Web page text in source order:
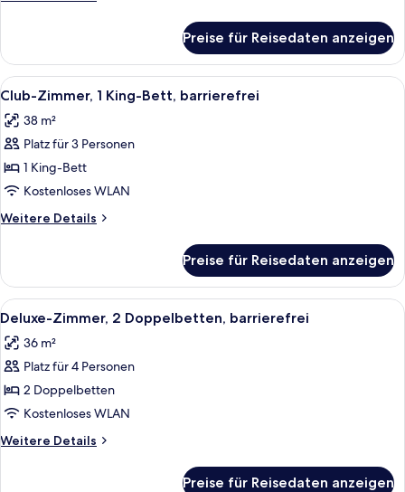
anzeigen
Zimmer,
2 Queen-
Betten
Preise für Reisedaten anzeigen
Alle
Fotos
für
Club-
Zimmer,
1 King-
Bett,
barrierefrei
Ein Hotelzimmer mit Glastisch,
11
Club-Zimmer, 1 King-Bett, barrierefrei
38 m²
Platz für 3 Personen
1 King-Bett
Kostenloses WLAN
Weitere Details
Weitere
Zimmer,
1 King-
Bett,
Preise für Reisedaten anzeigen
Alle
Fotos
für
Deluxe-
Zimmer,
2 Doppelbetten,
barrierefrei
anzeigen
Ein Hotelzimmer mit Glastisch,
6
Deluxe-Zimmer, 2 Doppelbetten, barrierefrei
36 m²
Platz für 4 Personen
2 Doppelbetten
Kostenloses WLAN
Weitere Details
Weitere
Preise für Reisedaten anzeigen